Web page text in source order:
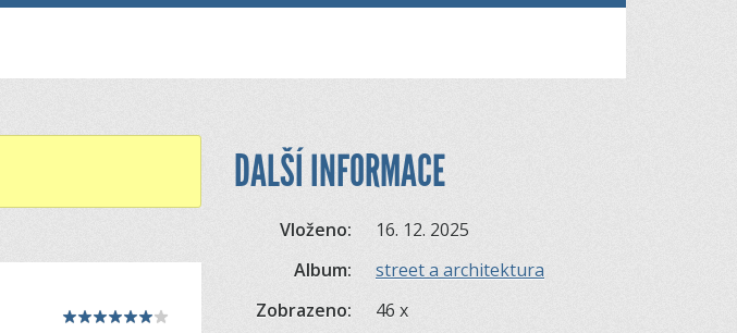
DALŠÍ INFORMACE
Vloženo:
16. 12. 2025
Album:
street a architektura
Zobrazeno:
46 x